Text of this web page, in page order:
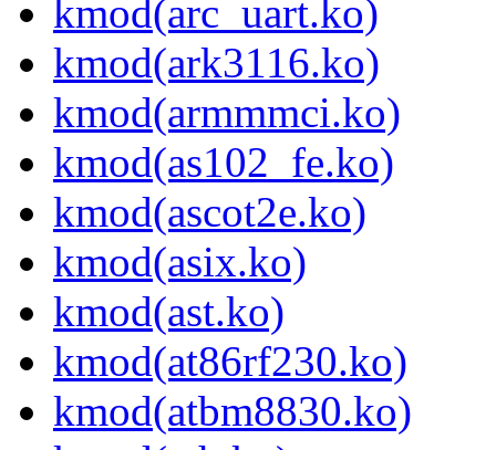
kmod(arc_uart.ko)
kmod(ark3116.ko)
kmod(armmmci.ko)
kmod(as102_fe.ko)
kmod(ascot2e.ko)
kmod(asix.ko)
kmod(ast.ko)
kmod(at86rf230.ko)
kmod(atbm8830.ko)